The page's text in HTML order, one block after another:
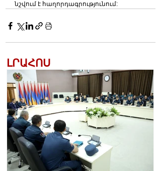
նշվում է հաղորդագրությունում:
ԼՐԱՀՈՍ